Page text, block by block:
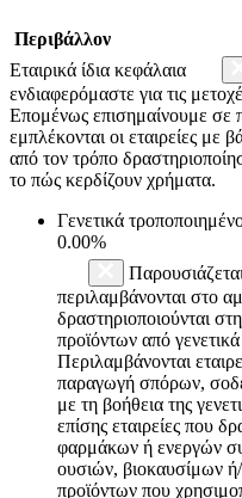
Περιβάλλον
Εταιρικά ίδια κεφάλαια
ενδιαφερόμαστε για τις
Επομένως επισημαίνουμε σε
εμπλέκονται οι εταιρείες με
από τον τρόπο
το πώς κερδίζουν χρήματα.
Γενετικά
0.00%
περιλαμβάνονται στο
δραστηριοποιούνται
προϊόντων από
Περιλαμβάνονται
παραγωγή σπόρων,
με τη βοήθεια της
επίσης εταιρείες που
φαρμάκων ή ενεργών
ουσιών, βιοκαυσίμων
προϊόντων που